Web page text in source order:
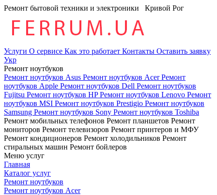
Ремонт бытовой техники и электроники Кривой Рог
Услуги О сервисе Как это работает Контакты Оставить заявку
Укр
Ремонт ноутбуков
Ремонт ноутбуков Asus Ремонт ноутбуков AcerРемонт
ноутбуков Apple Ремонт ноутбуков Dell Ремонт ноутбуков
Fujitsu Ремонт ноутбуков HPРемонт ноутбуков Lenovo Ремонт
ноутбуков MSI Ремонт ноутбуков Prestigio Ремонт ноутбуков
Samsung Ремонт ноутбуков Sony Ремонт ноутбуков Toshiba
Ремонт мобильных телефонов Ремонт планшетов Ремонт
мониторов Ремонт телевизоров Ремонт принтеров и МФУ
Ремонт кондиционеров Ремонт холодильников Ремонт
стиральных машин Ремонт бойлеров
Меню услуг
Главная
Каталог услуг
Ремонт ноутбуков
Ремонт ноутбуков Acer